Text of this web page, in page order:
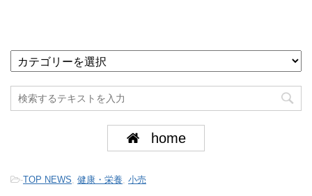
home
-TOP NEWS, 健康・栄養, 小売